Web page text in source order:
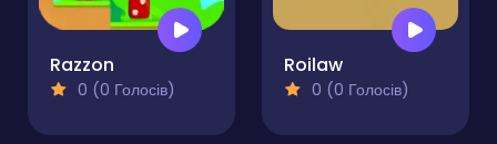
Razzon
0 (0 Голосів)
Roilaw
0 (0 Голосів)